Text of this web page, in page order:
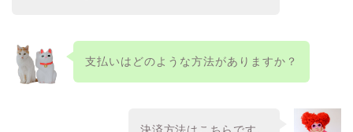
支払いはどのような方法がありますか？